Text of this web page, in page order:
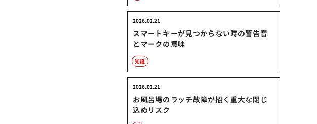
スマートキーが見つからない時の警告音
とマークの意味
2026.02.21
知識
お風呂場のラッチ故障が招く重大な閉じ
込めリスク
2026.02.21